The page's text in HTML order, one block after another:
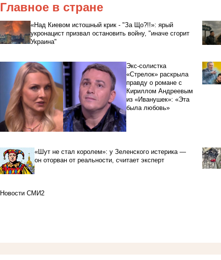
Главное в стране
«Над Киевом истошный крик - "За Що?!!»: ярый
укронацист призвал остановить войну, "иначе сгорит
Украина"
Экс-солистка
«Стрелок» раскрыла
правду о романе с
Кириллом Андреевым
из «Иванушек»: «Эта
была любовь»
«Шут не стал королем»: у Зеленского истерика —
он оторван от реальности, считает эксперт
Новости СМИ2